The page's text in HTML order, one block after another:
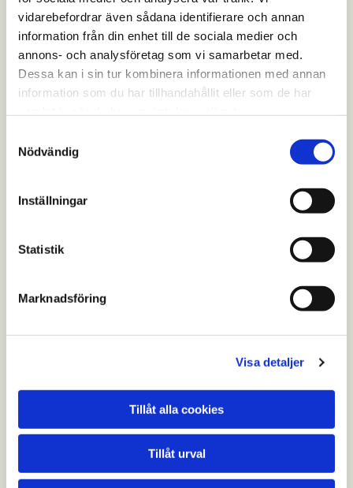
vidarebefordrar även sådana identifierare och annan
information från din enhet till de sociala medier och
annons- och analysföretag som vi samarbetar med.
Dessa kan i sin tur kombinera informationen med annan
information som du har tillhandahållit eller som de har
Nödvändig
Inställningar
Statistik
Marknadsföring
Visa detaljer
Tillåt alla cookies
Tillåt urval